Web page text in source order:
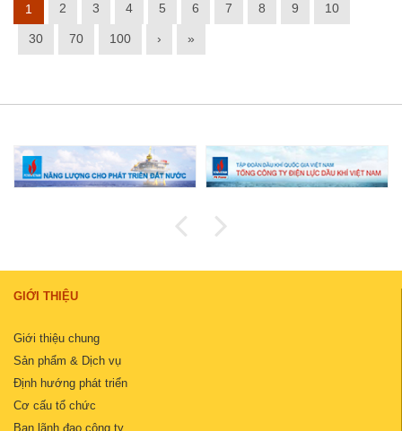
1 2 3 4 5 6 7 8 9 10
30 70 100 › »
GIỚI THIỆU
Giới thiệu chung
Sản phẩm & Dịch vụ
Định hướng phát triển
Cơ cấu tổ chức
Ban lãnh đạo công ty